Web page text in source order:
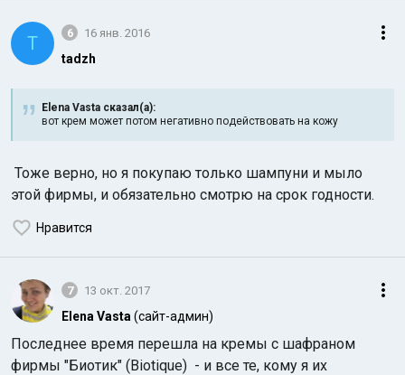
T 6 16 янв. 2016
tadzh
Elena Vasta сказал(а):
вот крем может потом негативно подействовать на кожу
Тоже верно, но я покупаю только шампуни и мыло
этой фирмы, и обязательно смотрю на срок годности.
Нравится
7 13 окт. 2017
Elena Vasta (сайт-админ)
Последнее время перешла на кремы с шафраном
фирмы "Биотик" (Biotique) - и все те, кому я их